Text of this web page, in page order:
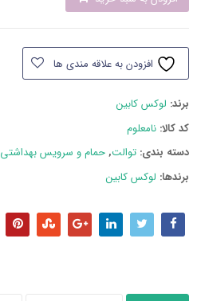
توالت
کابین
افزودن به علاقه مندی ها
برند: لوکس کابین
کد کالا: نامعلوم
دسته بند‌ی: توالت,حمام و سرویس بهداشتی
برندها: لوکس کابین